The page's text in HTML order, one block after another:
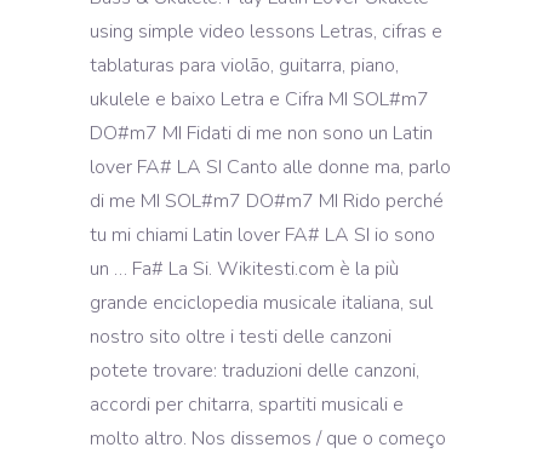
using simple video lessons Letras, cifras e
tablaturas para violão, guitarra, piano,
ukulele e baixo Letra e Cifra MI SOL#m7
DO#m7 MI Fidati di me non sono un Latin
lover FA# LA SI Canto alle donne ma, parlo
di me MI SOL#m7 DO#m7 MI Rido perché
tu mi chiami Latin lover FA# LA SI io sono
un … Fa# La Si. Wikitesti.com è la più
grande enciclopedia musicale italiana, sul
nostro sito oltre i testi delle canzoni
potete trovare: traduzioni delle canzoni,
accordi per chitarra, spartiti musicali e
molto altro. Nos dissemos / que o começo